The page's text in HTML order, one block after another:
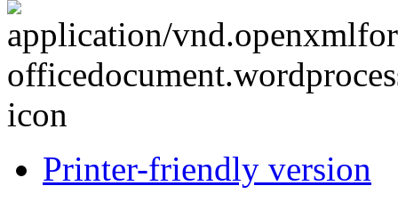
Printer-friendly version